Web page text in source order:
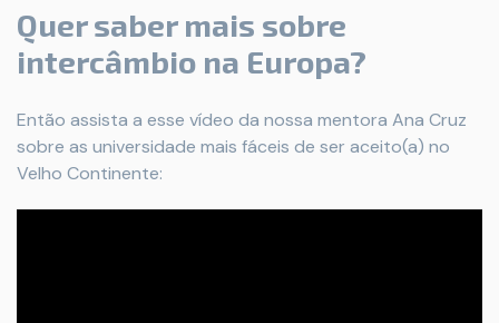
Quer saber mais sobre
intercâmbio na Europa?
Então assista a esse vídeo da nossa mentora Ana Cruz
sobre as universidade mais fáceis de ser aceito(a) no
Velho Continente: